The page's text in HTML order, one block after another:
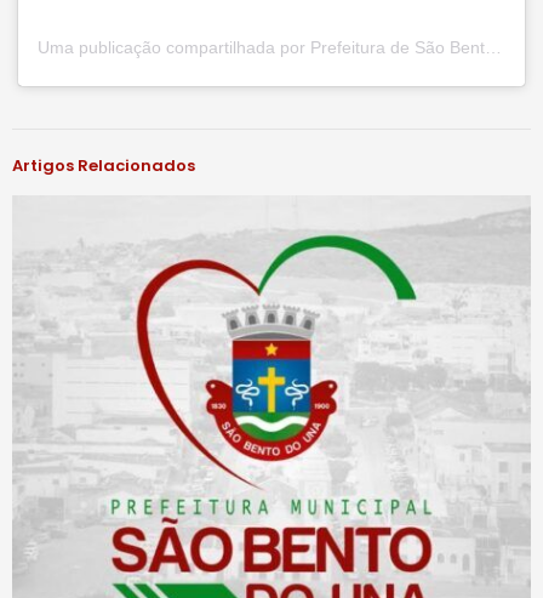
#notíciassbu
Artigos Relacionados